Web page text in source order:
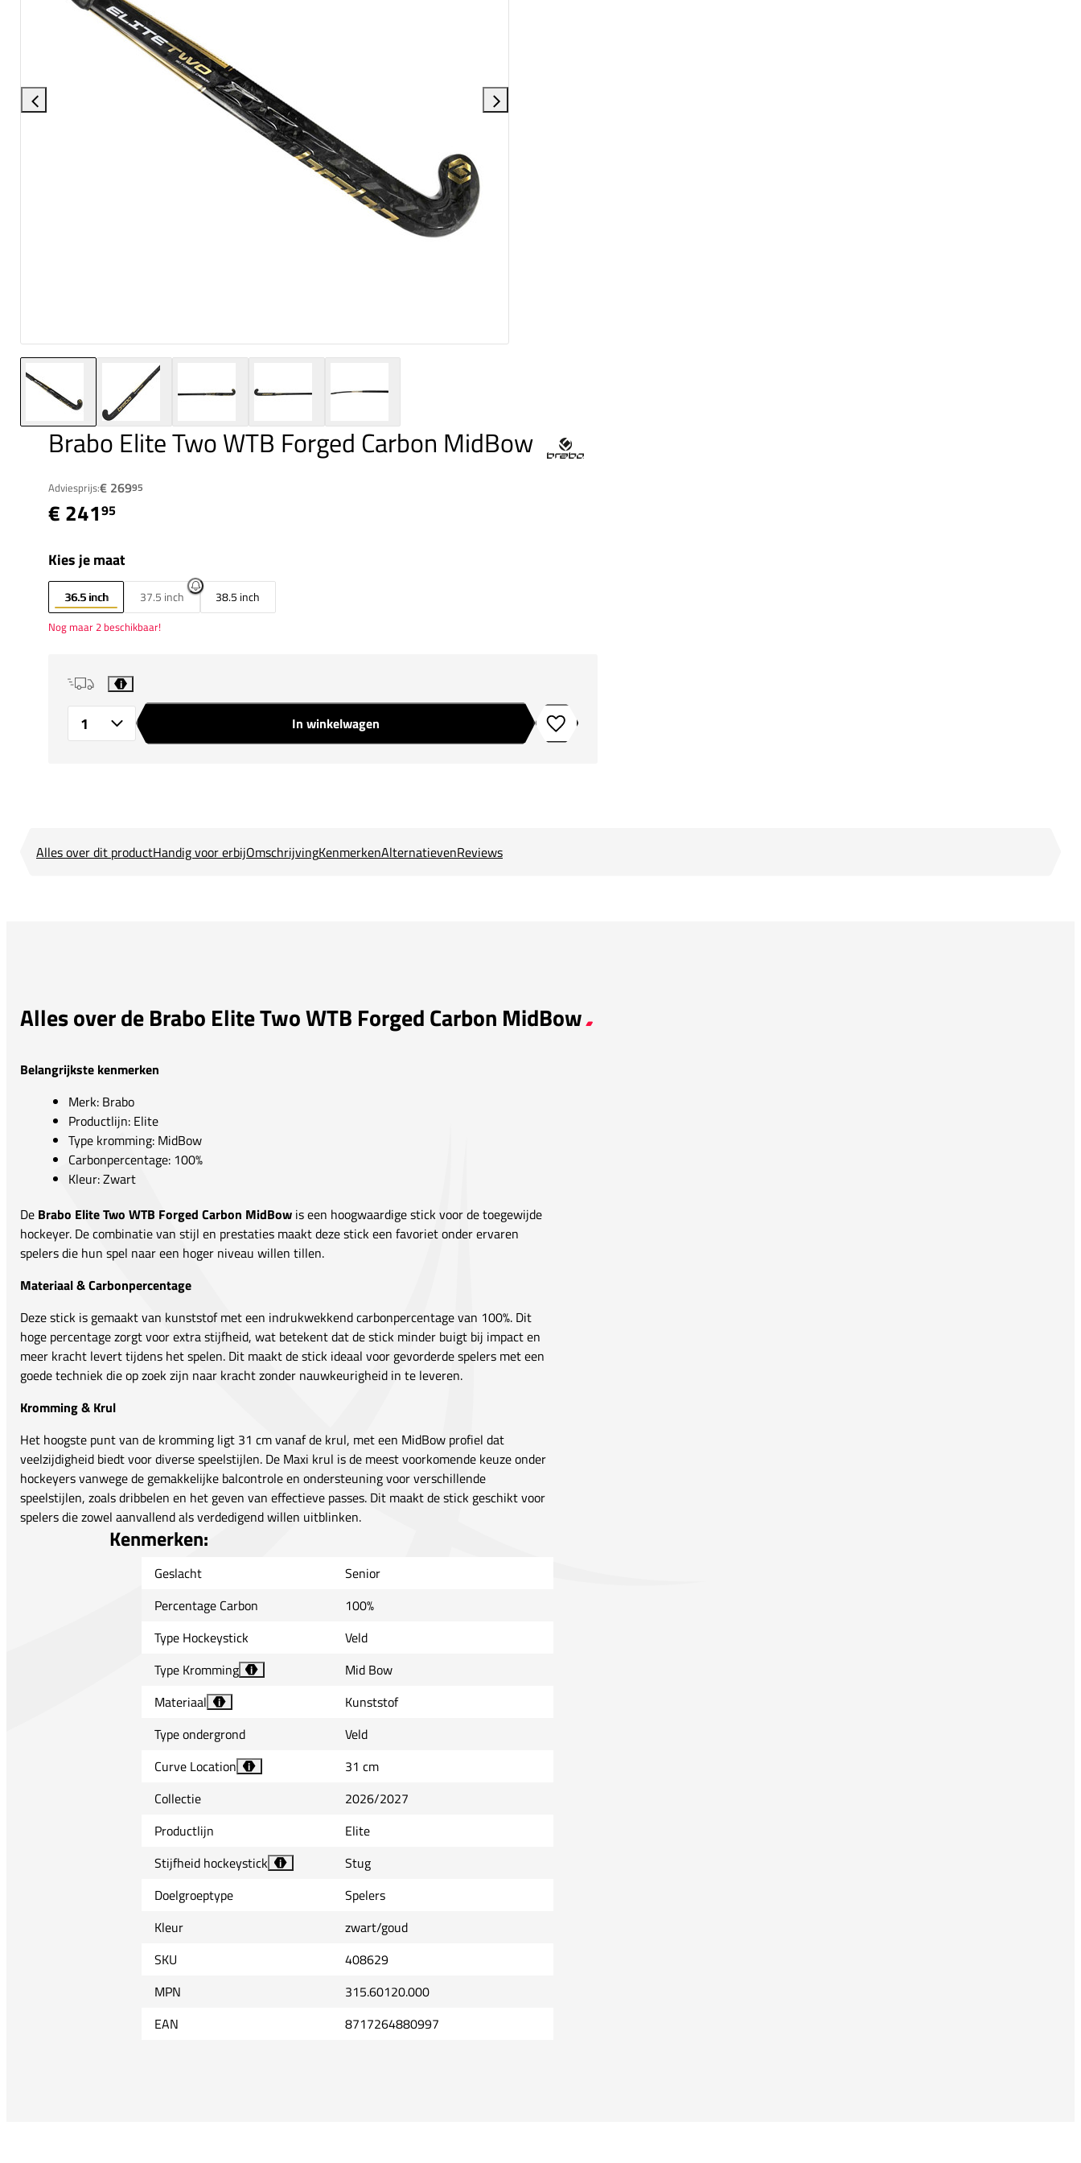
Brabo Elite Two WTB Forged Carbon MidBow
Adviesprijs:€ 26995
€ 24195
Kies je maat
36.5 inch 37.5 inch 38.5 inch
Nog maar 2 beschikbaar!
i
In winkelwagen Toevoegen aan verlanglijstje
Alles over dit productHandig voor erbijOmschrijvingKenmerkenAlternatievenReviews
Alles over de Brabo Elite Two WTB Forged Carbon MidBow
Belangrijkste kenmerken
Merk: Brabo
Productlijn: Elite
Type kromming: MidBow
Carbonpercentage: 100%
Kleur: Zwart
De Brabo Elite Two WTB Forged Carbon MidBow is een hoogwaardige stick voor de toegewijde
hockeyer. De combinatie van stijl en prestaties maakt deze stick een favoriet onder ervaren
spelers die hun spel naar een hoger niveau willen tillen.
Materiaal & Carbonpercentage
Deze stick is gemaakt van kunststof met een indrukwekkend carbonpercentage van 100%. Dit
hoge percentage zorgt voor extra stijfheid, wat betekent dat de stick minder buigt bij impact en
meer kracht levert tijdens het spelen. Dit maakt de stick ideaal voor gevorderde spelers met een
goede techniek die op zoek zijn naar kracht zonder nauwkeurigheid in te leveren.
Kromming & Krul
Het hoogste punt van de kromming ligt 31 cm vanaf de krul, met een MidBow profiel dat
veelzijdigheid biedt voor diverse speelstijlen. De Maxi krul is de meest voorkomende keuze onder
hockeyers vanwege de gemakkelijke balcontrole en ondersteuning voor verschillende
speelstijlen, zoals dribbelen en het geven van effectieve passes. Dit maakt de stick geschikt voor
spelers die zowel aanvallend als verdedigend willen uitblinken.
Kenmerken:
Geslacht
Senior
Percentage Carbon
100%
Type Hockeystick
Veld
Type Kromming
i
Mid Bow
Materiaal
i
Kunststof
Type ondergrond
Veld
Curve Location
i
31 cm
Collectie
2026/2027
Productlijn
Elite
Stijfheid hockeystick
i
Stug
Doelgroeptype
Spelers
Kleur
zwart/goud
SKU
408629
MPN
315.60120.000
EAN
8717264880997